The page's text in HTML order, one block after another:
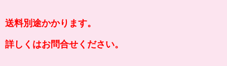
送料別途かかります。
詳しくはお問合せください。